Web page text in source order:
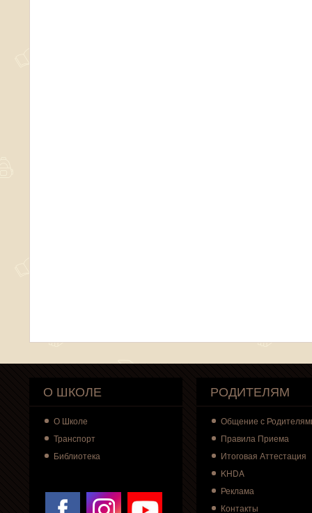
О ШКОЛЕ
О Школе
Транспорт
Библиотека
РОДИТЕЛЯМ
Общение с
Правила Приема
Итоговая Аттестация
KHDA
Реклама
Контакты